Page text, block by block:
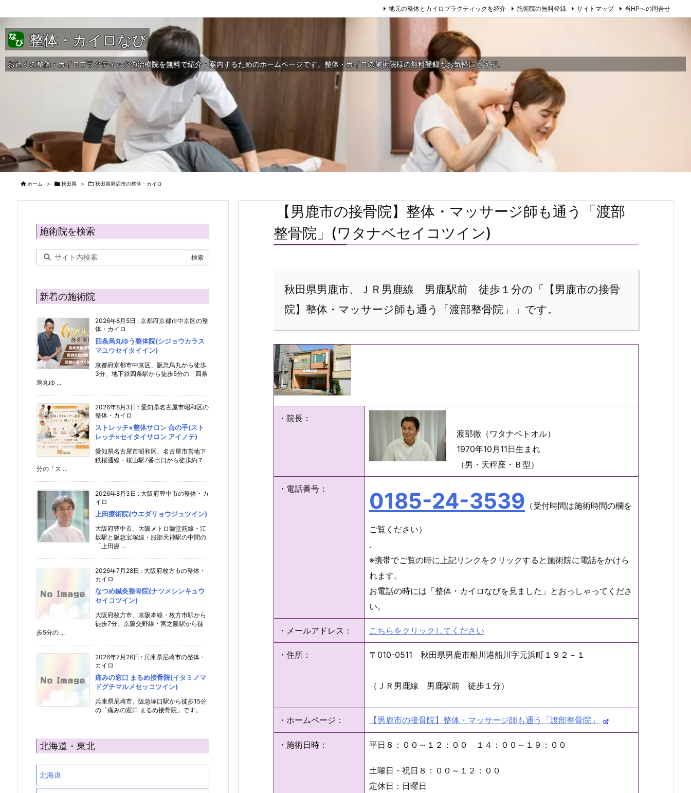
地元の整体とカイロプラクティックを紹介 施術院の無料登録 サイトマップ 当HPへの問合せ
整体・カイロなび
お近くの整体・カイロプラクティックの治療院を無料で紹介・案内するためのホームページです。整体・カイロの施術院様の無料登録もお気軽にどうぞ。
 ホーム > 秋田県 > 秋田県男鹿市の整体・カイロ
【男鹿市の接骨院】整体・マッサージ師も通う「渡部
整骨院」(ワタナベセイコツイン)
秋田県男鹿市、ＪＲ男鹿線 男鹿駅前 徒歩１分の「【男鹿市の接骨
院】整体・マッサージ師も通う「渡部整骨院」」です。
・院長：
渡部徹（ワタナベトオル）
1970年10月11日生まれ
（男・天秤座・Ｂ型）
・電話番号： 0185-24-3539 （受付時間は施術時間の欄を
ご覧ください）
.
※携帯でご覧の時に上記リンクをクリックすると施術院に電話をかけら
れます。
お電話の時には「整体・カイロなびを見ました」とおっしゃってくださ
い。
・メールアドレス： こちらをクリックしてください
・住所： 〒010-0511 秋田県男鹿市船川港船川字元浜町１９２－１
（ＪＲ男鹿線 男鹿駅前 徒歩１分）
・ホームページ： 【男鹿市の接骨院】整体・マッサージ師も通う「渡部整骨院」
・施術日時： 平日８：００～１２：００ １４：００～１９：００
土曜日・祝日８：００～１２：００
定休日：日曜日
施術院を検索
新着の施術院
2026年8月5日 : 京都府京都市中京区の整
体・カイロ
四条烏丸ゆう整体院(シジョウカラス
マユウセイタイイン)
京都府京都市中京区、阪急烏丸から徒歩
3分、地下鉄四条駅から徒歩5分の「四条
烏丸ゆ ...
2026年8月3日 : 愛知県名古屋市昭和区の
整体・カイロ
ストレッチ×整体サロン 合の手(スト
レッチ×セイタイサロン アイノテ)
愛知県名古屋市昭和区、名古屋市営地下
鉄桜通線・桜山駅7番出口から徒歩約７
分の「ス ...
2026年8月3日 : 大阪府豊中市の整体・カ
イロ
上田療術院(ウエダリョウジュツイン)
大阪府豊中市、大阪メトロ御堂筋線・江
坂駅と阪急宝塚線・服部天神駅の中間の
「上田療 ...
2026年7月28日 : 大阪府枚方市の整体・
カイロ
なつめ鍼灸整骨院(ナツメシンキュウ
セイコツイン)
大阪府枚方市、京阪本線・枚方市駅から
徒歩7分、京阪交野線・宮之阪駅から徒
歩5分の ...
2026年7月26日 : 兵庫県尼崎市の整体・
カイロ
痛みの窓口 まるめ接骨院(イタミノマ
ドグチマルメセッコツイン)
兵庫県尼崎市、阪急塚口駅から徒歩15分
の「痛みの窓口 まるめ接骨院」です。
北海道・東北
北海道